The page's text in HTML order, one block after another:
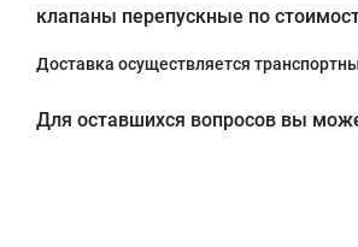
клапаны перепускные по
Доставка осуществляется
Для оставшихся вопросов вы